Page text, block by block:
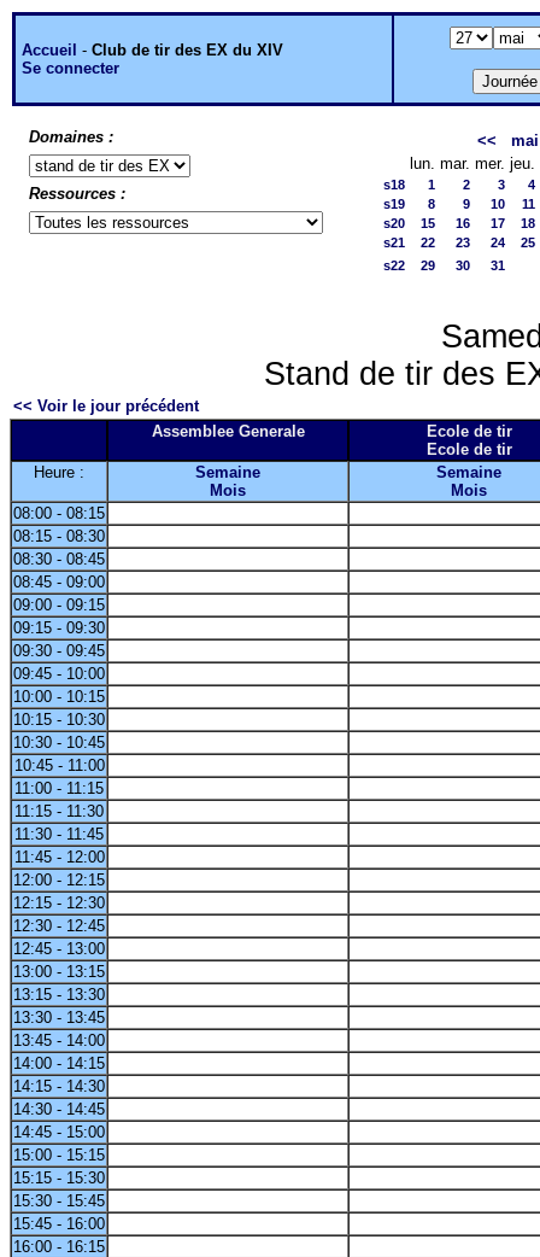
Accueil - Club de tir des EX du XIV
Se connecter
Domaines :
Ressources :
<<
lun. mar. mer. jeu.
s18 1 2 3
4
s19
8 9 10
11
s20
15 16 17
18
s21
22 23 24
25
s22
29 30 31
Stand de tir des
<< Voir le jour précédent
Assemblee Generale
Ecole de tir
Ecole de tir
Heure :
Semaine
Mois
Semaine
Mois
08:00 - 08:15
08:15 - 08:30
08:30 - 08:45
08:45 - 09:00
09:00 - 09:15
09:15 - 09:30
09:30 - 09:45
09:45 - 10:00
10:00 - 10:15
10:15 - 10:30
10:30 - 10:45
10:45 - 11:00
11:00 - 11:15
11:15 - 11:30
11:30 - 11:45
11:45 - 12:00
12:00 - 12:15
12:15 - 12:30
12:30 - 12:45
12:45 - 13:00
13:00 - 13:15
13:15 - 13:30
13:30 - 13:45
13:45 - 14:00
14:00 - 14:15
14:15 - 14:30
14:30 - 14:45
14:45 - 15:00
15:00 - 15:15
15:15 - 15:30
15:30 - 15:45
15:45 - 16:00
16:00 - 16:15